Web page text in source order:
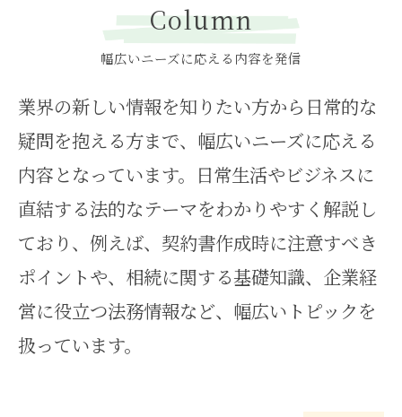
Column
幅広いニーズに応える内容を発信
業界の新しい情報を知りたい方から日常的な
疑問を抱える方まで、幅広いニーズに応える
内容となっています。日常生活やビジネスに
直結する法的なテーマをわかりやすく解説し
ており、例えば、契約書作成時に注意すべき
ポイントや、相続に関する基礎知識、企業経
営に役立つ法務情報など、幅広いトピックを
扱っています。